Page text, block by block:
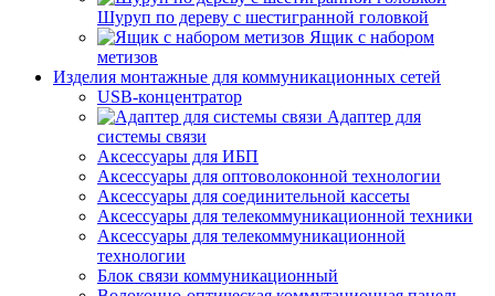
Шуруп по дереву с шестигранной головкой
Ящик с набором
метизов
Изделия монтажные для коммуникационных сетей
USB-концентратор
Адаптер для
системы связи
Аксессуары для ИБП
Аксессуары для оптоволоконной технологии
Аксессуары для соединительной кассеты
Аксессуары для телекоммуникационной техники
Аксессуары для телекоммуникационной
технологии
Блок связи коммуникационный